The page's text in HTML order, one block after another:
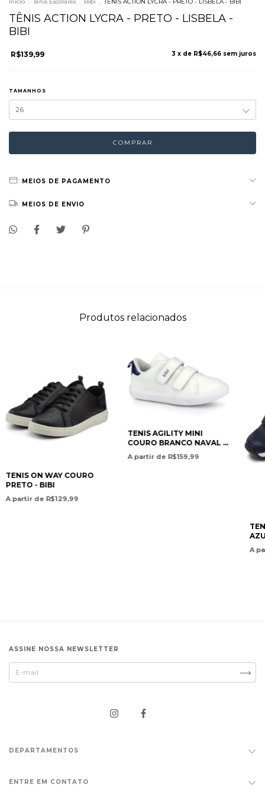
TÊNIS ACTION LYCRA - PRETO - LISBELA -
BIBI
R$139,99 3 x de R$46,66 sem juros
TAMANHOS
MEIOS DE PAGAMENTO
MEIOS DE ENVIO
Produtos relacionados
TENIS ON WAY COURO
PRETO - BIBI
A partir de R$129,99
TENIS AGILITY MINI
COURO BRANCO NAVAL -
A partir de R$159,99
A
ASSINE NOSSA NEWSLETTER
DEPARTAMENTOS
ENTRE EM CONTATO